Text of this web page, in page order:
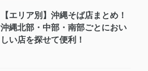
【エリア別】沖縄そば店まとめ！
沖縄北部・中部・南部ごとにおい
しい店を探せて便利！